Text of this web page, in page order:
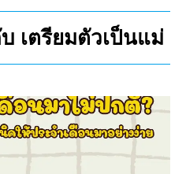
เตรียมตัวเป็นแม่